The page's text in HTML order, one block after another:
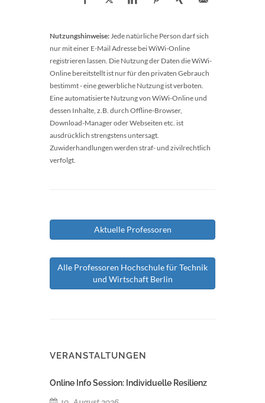
Nutzungshinweise:Jede natürliche Person darf sich
nur mit einer E-Mail Adresse bei WiWi-Online
registrieren lassen. Die Nutzung der Daten die WiWi-
Online bereitstellt ist nur für den privaten Gebrauch
bestimmt - eine gewerbliche Nutzung ist verboten.
Eine automatisierte Nutzung von WiWi-Online und
dessen Inhalte, z.B. durch Offline-Browser,
Download-Manager oder Webseiten etc. ist
ausdrücklich strengstens untersagt.
Zuwiderhandlungen werden straf- und zivilrechtlich
verfolgt.
Aktuelle Professoren
Alle Professoren Hochschule für Technik
und Wirtschaft Berlin
VERANSTALTUNGEN
Online Info Session: Individuelle Resilienz